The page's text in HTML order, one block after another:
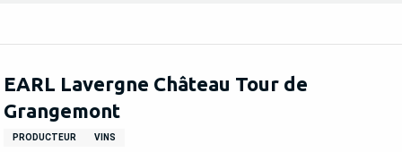
EARL Lavergne Château Tour de
Grangemont
PRODUCTEUR VINS